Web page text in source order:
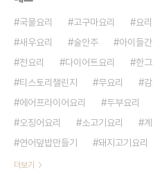
국물요리 고구마요리 요리
새우요리
술안주 아이들
전요리
다이어트요리 한
티스토리챌린지
무요리
에어프라이어요리
두부요리
오징어요리
소고기요리
연어덮밥만들기
돼지고기요리
더보기